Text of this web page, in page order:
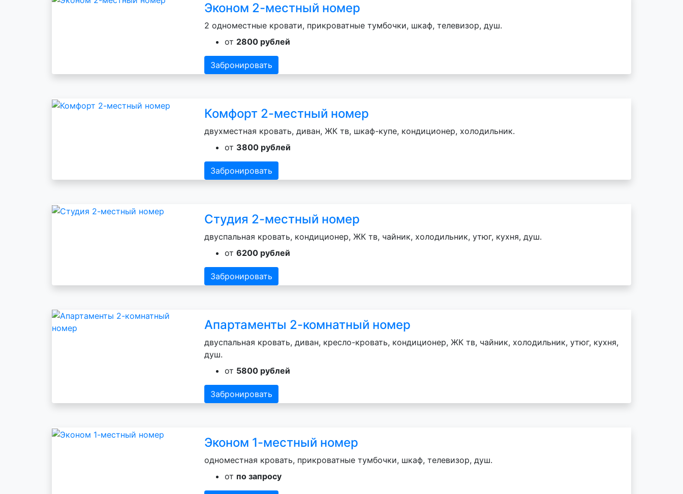
Эконом 2-местный номер
2 одноместные кровати, прикроватные тумбочки, шкаф, телевизор, душ.
от 2800 рублей
Забронировать
Комфорт 2-местный номер
двухместная кровать, диван, ЖК тв, шкаф-купе, кондиционер, холодильник.
от 3800 рублей
Забронировать
Студия 2-местный номер
двуспальная кровать, кондиционер, ЖК тв, чайник, холодильник, утюг, кухня, душ.
от 6200 рублей
Забронировать
Апартаменты 2-комнатный номер
двуспальная кровать, диван, кресло-кровать, кондиционер, ЖК тв, чайник, холодильник, утюг, кухня,
душ.
от 5800 рублей
Забронировать
Эконом 1-местный номер
одноместная кровать, прикроватные тумбочки, шкаф, телевизор, душ.
от по запросу